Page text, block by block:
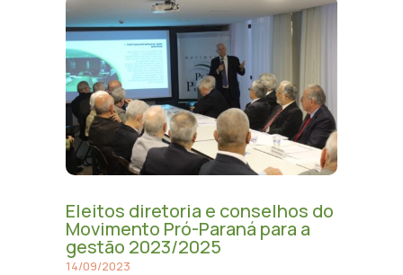
Eleitos diretoria e conselhos do
Movimento Pró-Paraná para a
gestão 2023/2025
14/09/2023